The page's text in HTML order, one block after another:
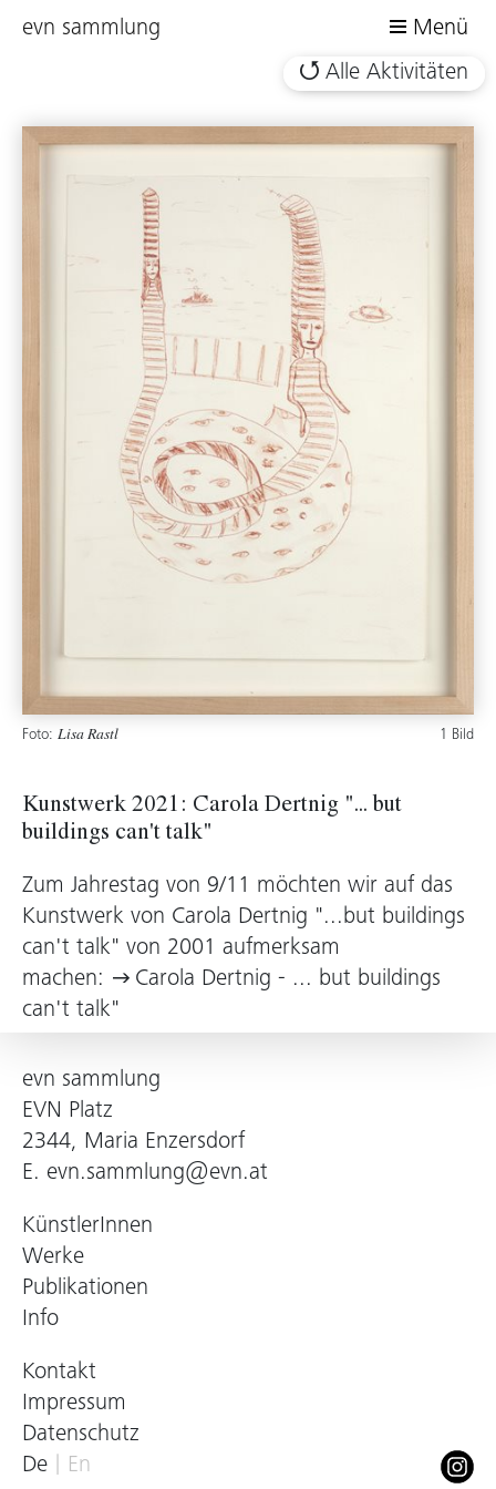
evn sammlung
Menü
Alle Aktivitäten
Foto: Lisa Rastl 1 Bild
Kunstwerk 2021: Carola Dertnig "... but
buildings can't talk"
Zum Jahrestag von 9/11 möchten wir auf das
Kunstwerk von Carola Dertnig "...but buildings
can't talk" von 2001 aufmerksam
machen:
Carola Dertnig - ... but buildings
can't talk"
evn sammlung
EVN Platz
2344, Maria Enzersdorf
E. evn.sammlung@evn.at
KünstlerInnen
Werke
Publikationen
Info
Kontakt
Impressum
Datenschutz
De
En